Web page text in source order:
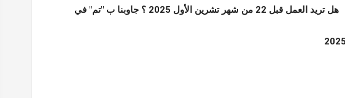
هل تريد العمل قبل 22 من شهر تشرين الأول 2025 ؟ جاوبنا ب "تم" في